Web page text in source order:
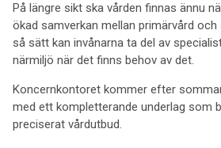
På längre sikt ska vården finnas ännu
ökad samverkan mellan primärvård och
så sätt kan invånarna ta del av
närmiljö när det finns behov av det.
Koncernkontoret kommer efter
med ett kompletterande underlag som
preciserat vårdutbud.